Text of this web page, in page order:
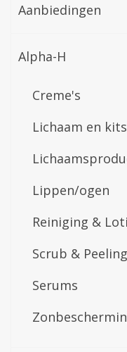
Aanbiedingen
Alpha-H
Creme's
Lichaam en kits
Lippen/ogen
Reiniging &
Scrub & Peeling
Serums